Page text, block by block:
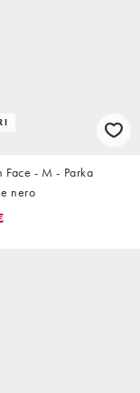
Face - M - Parka
nero